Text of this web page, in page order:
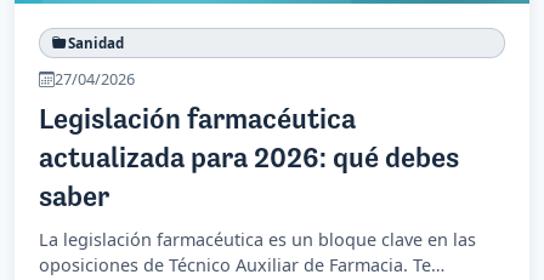
Sanidad
27/04/2026
Legislación farmacéutica
actualizada para 2026: qué debes
saber
La legislación farmacéutica es un bloque clave en las
oposiciones de Técnico Auxiliar de Farmacia. Te